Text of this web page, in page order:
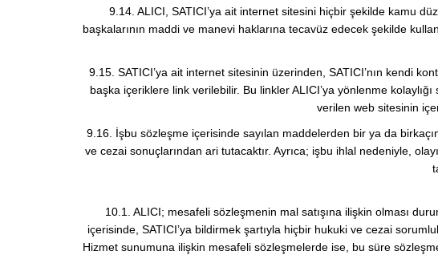
9.14. ALICI, SATICI’ya ait internet sitesini hiçbir şekilde kamu
başkalarının maddi ve manevi haklarına tecavüz edecek şekilde
9.15. SATICI’ya ait internet sitesinin üzerinden, SATICI’nın kendi
başka içeriklere link verilebilir. Bu linkler ALICI’ya yönlenme
verilen web sitesinin
9.16. İşbu sözleşme içerisinde sayılan maddelerden bir ya da
ve cezai sonuçlarından ari tutacaktır. Ayrıca; işbu ihlal nedeniyle,
10.1. ALICI; mesafeli sözleşmenin mal satışına ilişkin olması
içerisinde, SATICI’ya bildirmek şartıyla hiçbir hukuki ve cezai
Hizmet sunumuna ilişkin mesafeli sözleşmelerde ise, bu süre